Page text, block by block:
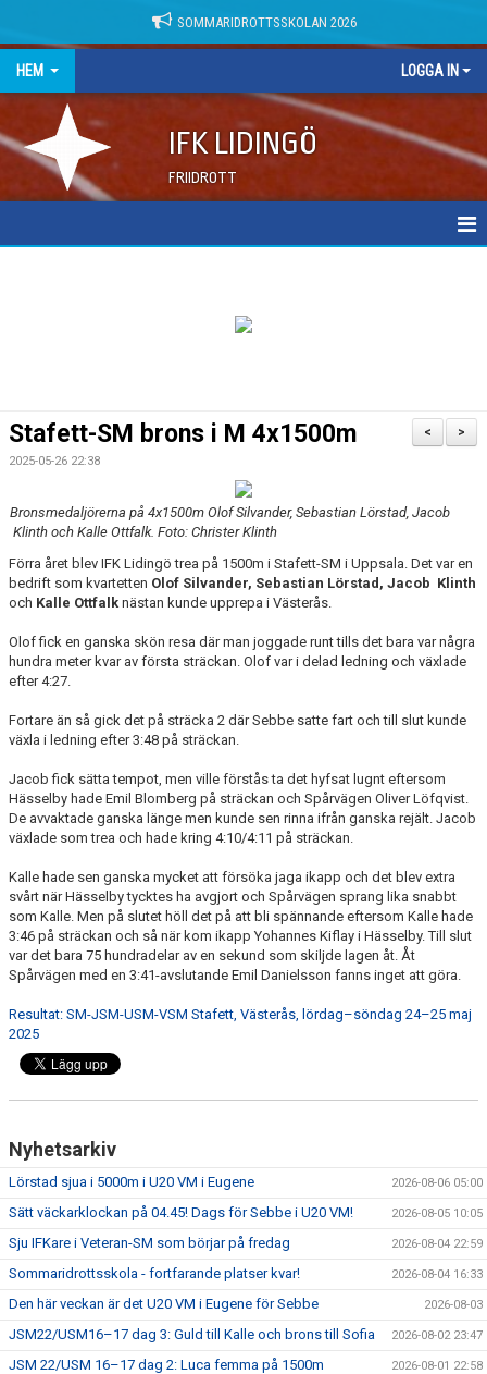
SOMMARIDROTTSSKOLAN 2026
HEM LOGGA IN
IFK LIDINGÖ
FRIIDROTT
>
<
Stafett-SM brons i M 4x1500m
2025-05-26 22:38
Bronsmedaljörerna på 4x1500m Olof Silvander, Sebastian Lörstad, Jacob
Klinth och Kalle Ottfalk. Foto: Christer Klinth
Förra året blev IFK Lidingö trea på 1500m i Stafett-SM i Uppsala. Det var en
bedrift som kvartetten Olof Silvander, Sebastian Lörstad, Jacob Klinth
och Kalle Ottfalk nästan kunde upprepa i Västerås.
Olof fick en ganska skön resa där man joggade runt tills det bara var några
hundra meter kvar av första sträckan. Olof var i delad ledning och växlade
efter 4:27.
Fortare än så gick det på sträcka 2 där Sebbe satte fart och till slut kunde
växla i ledning efter 3:48 på sträckan.
Jacob fick sätta tempot, men ville förstås ta det hyfsat lugnt eftersom
Hässelby hade Emil Blomberg på sträckan och Spårvägen Oliver Löfqvist.
De avvaktade ganska länge men kunde sen rinna ifrån ganska rejält. Jacob
växlade som trea och hade kring 4:10/4:11 på sträckan.
Kalle hade sen ganska mycket att försöka jaga ikapp och det blev extra
svårt när Hässelby tycktes ha avgjort och Spårvägen sprang lika snabbt
som Kalle. Men på slutet höll det på att bli spännande eftersom Kalle hade
3:46 på sträckan och så när kom ikapp Yohannes Kiflay i Hässelby. Till slut
var det bara 75 hundradelar av en sekund som skiljde lagen åt. Åt
Spårvägen med en 3:41-avslutande Emil Danielsson fanns inget att göra.
Resultat: SM-JSM-USM-VSM Stafett, Västerås, lördag–söndag 24–25 maj
2025
Nyhetsarkiv
Lörstad sjua i 5000m i U20 VM i Eugene 2026-08-06 05:00
Sätt väckarklockan på 04.45! Dags för Sebbe i U20 VM! 2026-08-05 10:05
Sju IFKare i Veteran-SM som börjar på fredag 2026-08-04 22:59
Sommaridrottsskola - fortfarande platser kvar! 2026-08-04 16:33
Den här veckan är det U20 VM i Eugene för Sebbe 2026-08-03
JSM22/USM16–17 dag 3: Guld till Kalle och brons till Sofia 2026-08-02 23:47
JSM 22/USM 16–17 dag 2: Luca femma på 1500m 2026-08-01 22:58